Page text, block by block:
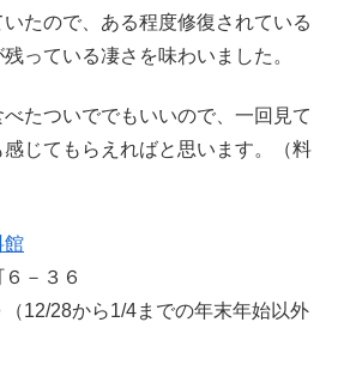
たので、ある程度修復されている
っている凄さを味わいました。
たついででもいいので、一回見て
じてもらえればと思います。（料
館
－３６
12/28から1/4までの年末年始以外